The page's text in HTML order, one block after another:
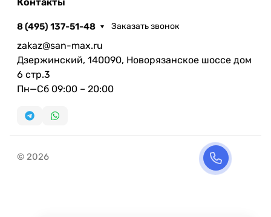
8 (495) 137-51-48 Заказать звонок
zakaz@san-max.ru
Дзержинский, 140090, Новорязанское шоссе дом
6 стр.3
Пн—Сб 09:00 – 20:00
© 2026